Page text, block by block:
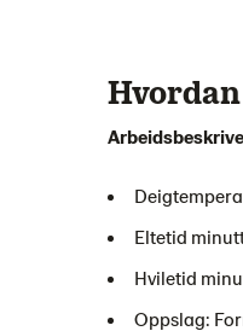
Eltetid
Hviletid
Oppslag: